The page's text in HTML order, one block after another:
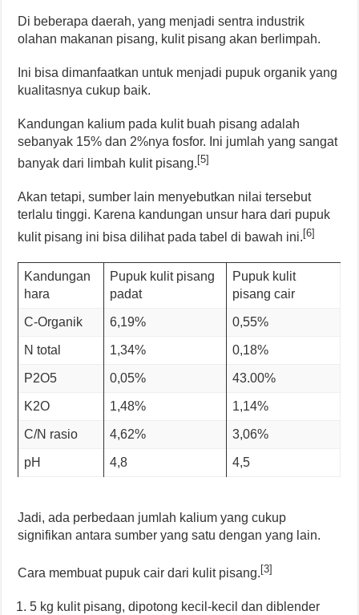
Di beberapa daerah, yang menjadi sentra industrik
olahan makanan pisang, kulit pisang akan berlimpah.
Ini bisa dimanfaatkan untuk menjadi pupuk organik yang
kualitasnya cukup baik.
Kandungan kalium pada kulit buah pisang adalah
sebanyak 15% dan 2%nya fosfor. Ini jumlah yang sangat
banyak dari limbah kulit pisang. [5]
Akan tetapi, sumber lain menyebutkan nilai tersebut
terlalu tinggi. Karena kandungan unsur hara dari pupuk
kulit pisang ini bisa dilihat pada tabel di bawah ini.[6]
Kandungan
hara
Pupuk kulit pisang
padat
Pupuk kulit
pisang cair
C-Organik 6,19% 0,55%
N total 1,34% 0,18%
P2O5 0,05% 43.00%
K2O 1,48% 1,14%
C/N rasio 4,62% 3,06%
pH 4,8 4,5
Jadi, ada perbedaan jumlah kalium yang cukup
signifikan antara sumber yang satu dengan yang lain.
Cara membuat pupuk cair dari kulit pisang.[3]
5 kg kulit pisang, dipotong kecil-kecil dan diblender